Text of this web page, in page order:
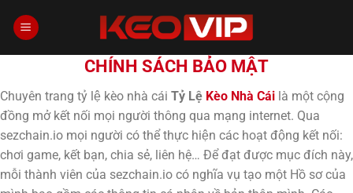
đến
CHÍNH SÁCH BẢO MẬT
Chuyên trang tỷ lệ kèo nhà cái Tỷ Lệ Kèo Nhà Cái là một cộng
đồng mở kết nối mọi người thông qua mạng internet. Qua
sezchain.io mọi người có thể thực hiện các hoạt động kết nối:
chơi game, kết bạn, chia sẻ, liên hệ… Để đạt được mục đích này,
mỗi thành viên của sezchain.io có nghĩa vụ tạo một Hồ sơ của